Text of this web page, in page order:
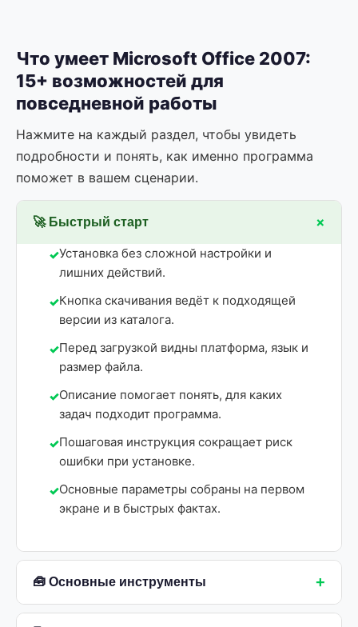
Что умеет Microsoft Office 2007:
15+ возможностей для
повседневной работы
Нажмите на каждый раздел, чтобы увидеть
подробности и понять, как именно программа
поможет в вашем сценарии.
🚀 Быстрый старт +
Установка без сложной настройки и
лишних действий.
Кнопка скачивания ведёт к подходящей
версии из каталога.
Перед загрузкой видны платформа, язык и
размер файла.
Описание помогает понять, для каких
задач подходит программа.
Пошаговая инструкция сокращает риск
ошибки при установке.
Основные параметры собраны на первом
экране и в быстрых фактах.
🧰 Основные инструменты +